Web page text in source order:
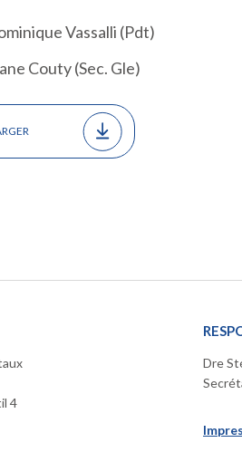
Vassalli (Pdt)
Couty (Sec. Gle)
4
Dre